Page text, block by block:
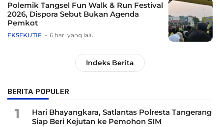
Polemik Tangsel Fun Walk & Run Festival
2026, Dispora Sebut Bukan Agenda
Pemkot
EKSEKUTIF 6 hari yang lalu
Indeks Berita
BERITA POPULER
1
Hari Bhayangkara, Satlantas Polresta Tangerang
Siap Beri Kejutan ke Pemohon SIM